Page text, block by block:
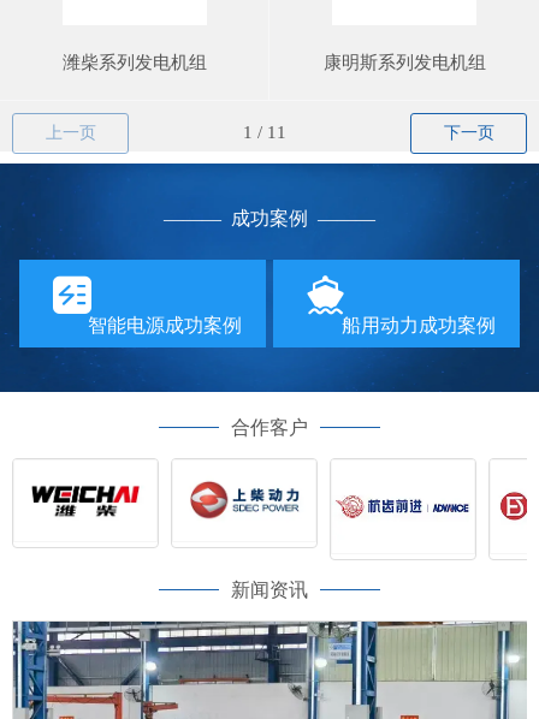
潍柴系列发电机组 康明斯系列发电机组
上一页 下一页
——— 成功案例 ———
智能电源成功案例 船用动力成功案例
合作客户
新闻资讯